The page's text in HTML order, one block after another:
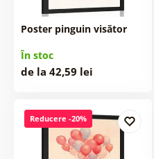
Poster pinguin visător
În stoc
de la 42,59 lei
Reducere -20%